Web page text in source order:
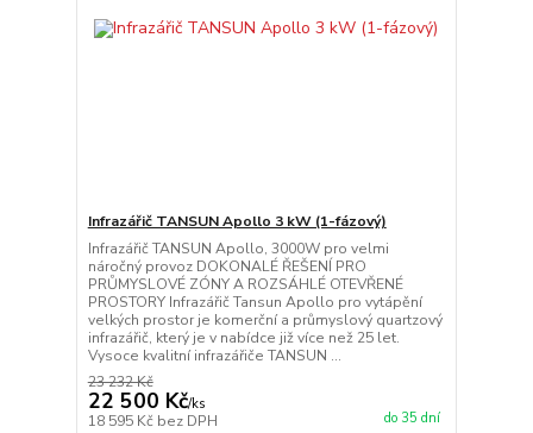
Infrazářič TANSUN Apollo 3 kW (1-fázový)
Infrazářič TANSUN Apollo, 3000W pro velmi
náročný provoz DOKONALÉ ŘEŠENÍ PRO
PRŮMYSLOVÉ ZÓNY A ROZSÁHLÉ OTEVŘENÉ
PROSTORY Infrazářič Tansun Apollo pro vytápění
velkých prostor je komerční a průmyslový quartzový
infrazářič, který je v nabídce již více než 25 let.
Vysoce kvalitní infrazářiče TANSUN ...
23 232 Kč
22 500 Kč/ks
18 595 Kč bez DPH do 35 dní